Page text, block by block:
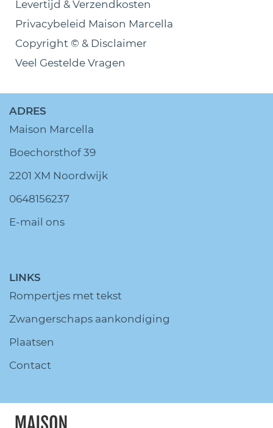
Levertijd & Verzendkosten
Privacybeleid Maison Marcella
Copyright © & Disclaimer
Veel Gestelde Vragen
ADRES
Maison Marcella
Boechorsthof 39
2201 XM Noordwijk
0648156237
E-mail ons
LINKS
Rompertjes met tekst
Zwangerschaps aankondiging
Plaatsen
Contact